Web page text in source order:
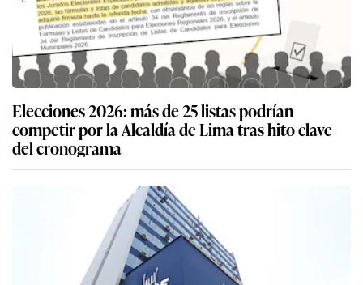
Elecciones 2026: más de 25 listas podrían
competir por la Alcaldía de Lima tras hito clave
del cronograma